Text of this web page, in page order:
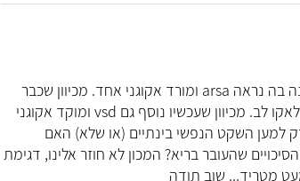
תודה לך על המענה המהיר, בוצע יעוץ גנטי לאחר סקירה ראשונה בה נראה arsa ומורד אקוגני אחד. מכיוון שכבר
הייתה תוצאה של צ'יפ גנטי לא היו להם המלצות נוספות מעבר לאקו לב. מכיוון שעכשיו נוסף גם vsd ומוקד אקוגני
רק למען השקט הנפשי בינתיים (או שלא) האם
שהעובר בריא? המכון לא חוזר אלינו, דגימת
מטריד... שוב תודה